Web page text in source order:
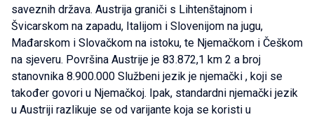
saveznih država. Austrija graniči s Lihtenštajnom i
Švicarskom na zapadu, Italijom i Slovenijom na jugu,
Mađarskom i Slovačkom na istoku, te Njemačkom i Češkom
na sjeveru. Površina Austrije je 83.872,1 km 2 a broj
stanovnika 8.900.000 Službeni jezik je njemački , koji se
također govori u Njemačkoj. Ipak, standardni njemački jezik
u Austriji razlikuje se od varijante koja se koristi u